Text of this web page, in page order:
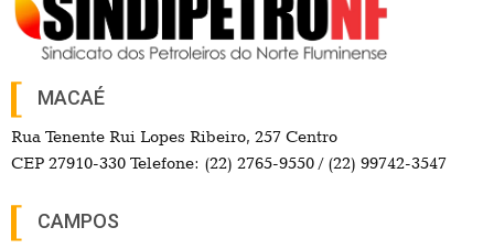
MACAÉ
Rua Tenente Rui Lopes Ribeiro, 257 Centro
CEP 27910-330 Telefone: (22) 2765-9550 / (22) 99742-3547
CAMPOS